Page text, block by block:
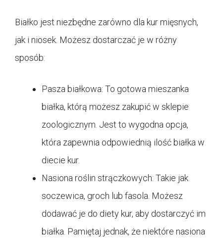
Białko jest niezbędne zarówno dla kur mięsnych,
jak i niosek. Możesz dostarczać je w różny
sposób:
Pasza białkowa: To gotowa mieszanka
białka, którą możesz zakupić w sklepie
zoologicznym. Jest to wygodna opcja,
która zapewnia odpowiednią ilość białka w
diecie kur.
Nasiona roślin strączkowych: Takie jak
soczewica, groch lub fasola. Możesz
dodawać je do diety kur, aby dostarczyć im
białka. Pamiętaj jednak, że niektóre nasiona